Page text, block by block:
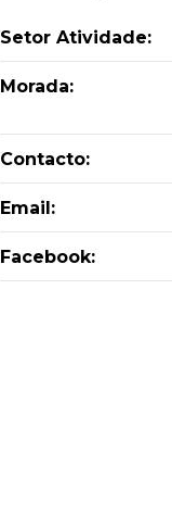
Setor Atividade:
Morada:
Contacto:
Email:
Facebook: